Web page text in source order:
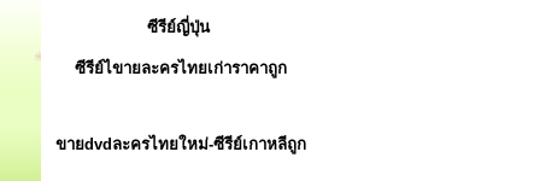
ซีรีย์ญี่ปุ่น
ซีรีย์ไขายละครไทยเก่าราคาถูก
ขายdvdละครไทยใหม่-ซีรีย์เกาหลีถูก